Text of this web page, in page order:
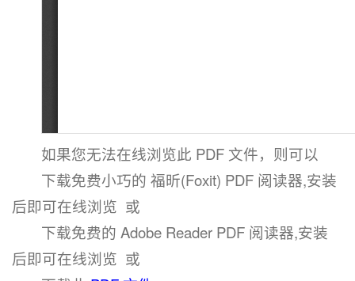
如果您无法在线浏览此 PDF 文件，则可以
下载免费小巧的 福昕(Foxit) PDF 阅读器,安装
后即可在线浏览 或
下载免费的 Adobe Reader PDF 阅读器,安装
后即可在线浏览 或